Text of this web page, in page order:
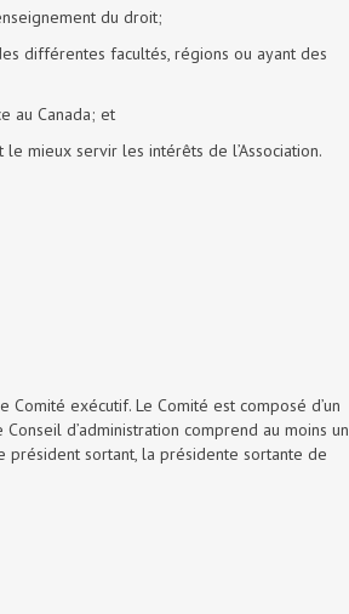
du droit;
différentes facultés, régions ou ayant des
au Canada; et
mieux servir les intérêts de l’Association.
Comité exécutif. Le Comité est composé d’un
d’administration comprend au moins un
président sortant, la présidente sortante de